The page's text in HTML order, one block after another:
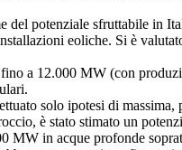
del potenziale sfruttabile in
eoliche. Si è
a 12.000 MW (con
solo ipotesi di
è stato stimato un
MW in acque profonde